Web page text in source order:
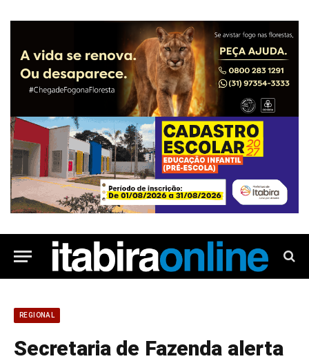
REGIONAL
Secretaria de Fazenda alerta